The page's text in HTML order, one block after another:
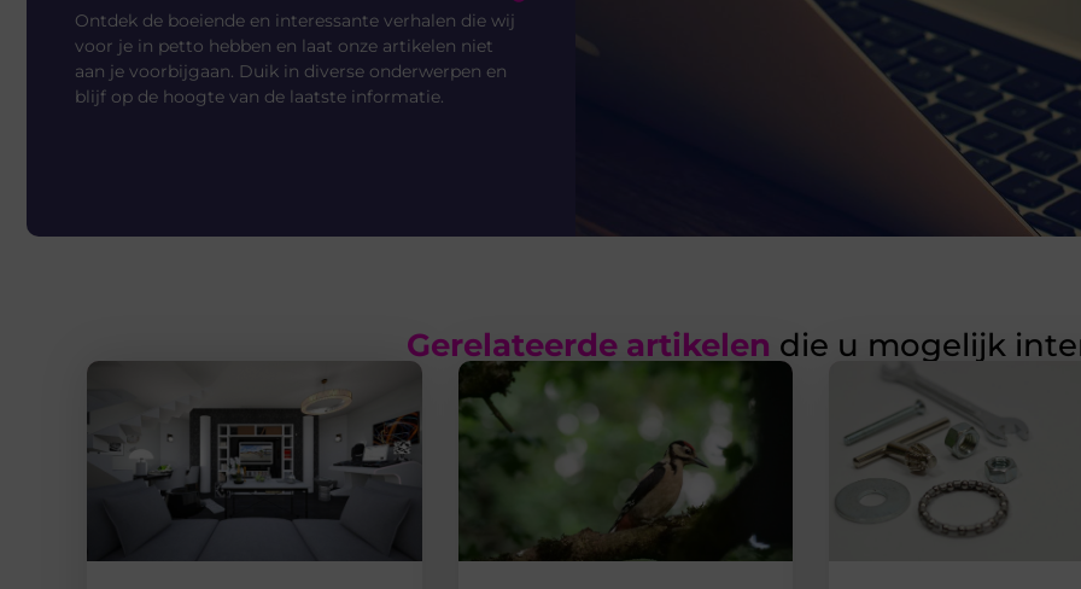
Ontdek de boeiende en interessante verhalen die wij
voor je in petto hebben en laat onze artikelen niet
aan je voorbijgaan. Duik in diverse onderwerpen en
blijf op de hoogte van de laatste informatie.
Gerelateerde artikelen die u mogelijk